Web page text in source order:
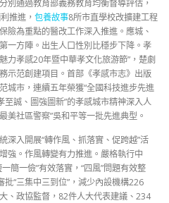
別通過教育部義務教育均衡督導評估，
推進， 包養故事8所市直學校改擴建工程
險為重點的醫改工作深入推進。應城、
一方陣。出生人口性別比穩步下降。孝
力孝感20年暨中華孝文化旅游節”，楚劇
示范創建項目。首部《孝感市志》出版
城市，連續五年榮獲“全國科技進步先進
至誠、圖強圖新”的孝感城市精神深入人
美社區警察”吳和平等一批先進典型。
入開展“轉作風、抓落實、促跨越”活
強。作風轉變有力推進。嚴格執行中
簡一儉”有效落實，“四風”問題有效整
批“三集中三到位”，減少內設機構226
、政協監督，82件人大代表建議、234